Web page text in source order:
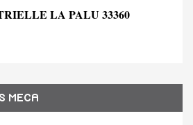
LA PALU 33360
MECA